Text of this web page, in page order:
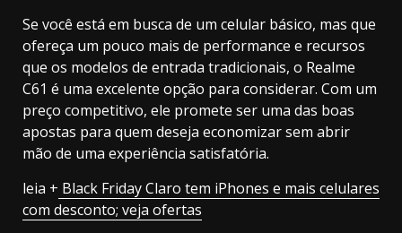
Se você está em busca de um celular básico, mas que
ofereça um pouco mais de performance e recursos
que os modelos de entrada tradicionais, o Realme
C61 é uma excelente opção para considerar. Com um
preço competitivo, ele promete ser uma das boas
apostas para quem deseja economizar sem abrir
mão de uma experiência satisfatória.
leia + Black Friday Claro tem iPhones e mais celulares
com desconto; veja ofertas